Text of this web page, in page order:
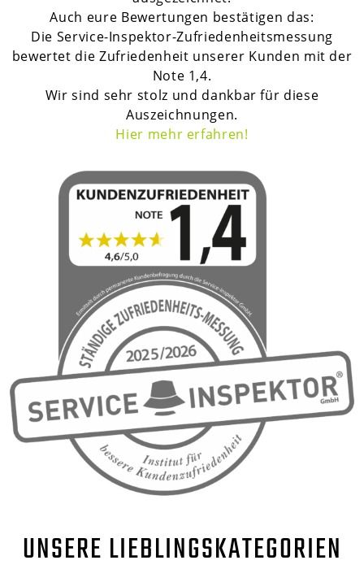
Auch eure Bewertungen bestätigen das:
Die Service-Inspektor-Zufriedenheitsmessung
bewertet die Zufriedenheit unserer Kunden mit der
Note 1,4.
Wir sind sehr stolz und dankbar für diese
Auszeichnungen.
Hier mehr erfahren!
UNSERE LIEBLINGSKATEGORIEN